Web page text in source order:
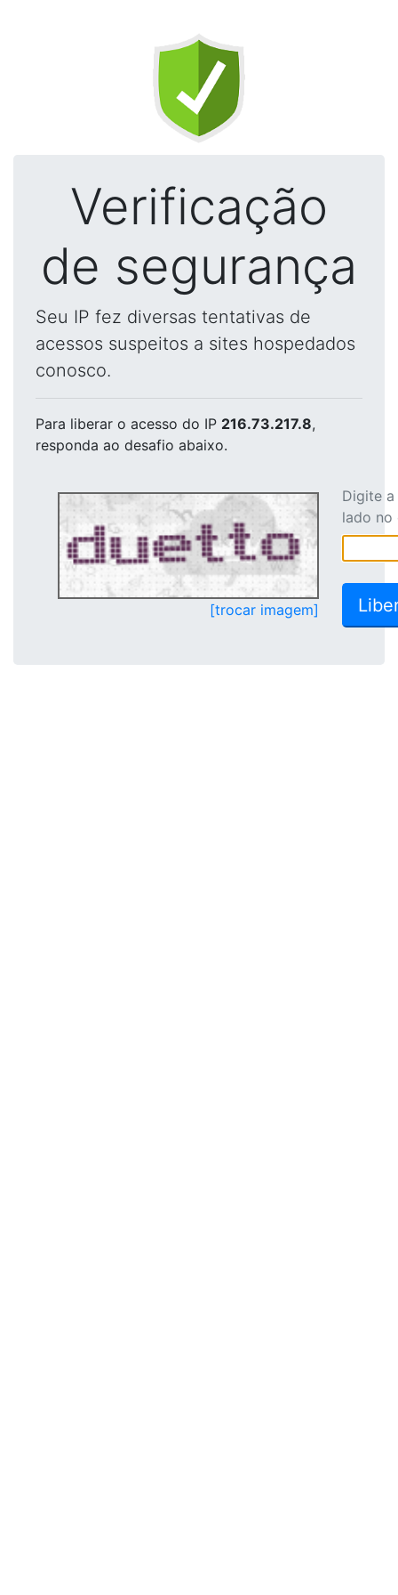
Verificação
de segurança
Seu IP fez diversas tentativas de
acessos suspeitos a sites hospedados
conosco.
Para liberar o acesso do IP 216.73.217.8,
responda ao desafio abaixo.
[trocar imagem]
Digite
lado no